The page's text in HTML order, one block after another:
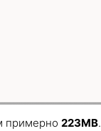
примерно 223MB.